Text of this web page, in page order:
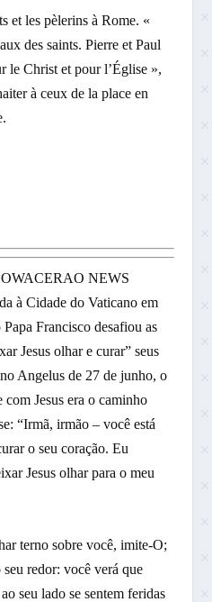
et les pèlerins à Rome. «
des saints. Pierre et Paul
le Christ et pour l’Église »,
à ceux de la place en
NEWS
à Cidade do Vaticano em
Francisco desafiou as
Jesus olhar e curar” seus
Angelus de 27 de junho, o
com Jesus era o caminho
“Irmã, irmão – você está
o seu coração. Eu
Jesus olhar para o meu
terno sobre você, imite-O;
redor: você verá que
seu lado se sentem feridas